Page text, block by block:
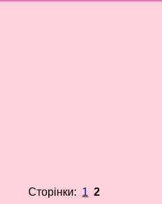
Сторінки: 1 2